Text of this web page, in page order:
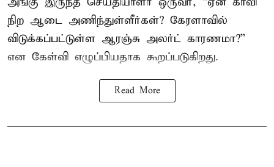
நிற ஆடை அணிந்துள்ளீர்கள்? கேரளாவில்
விடுக்கப்பட்டுள்ள ஆரஞ்சு அலர்ட் காரணமா?”
என கேள்வி எழுப்பியதாக கூறப்படுகிறது.
Read More